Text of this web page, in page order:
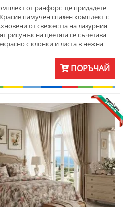
от ранфорс ще придадете
памучен спален комплект с
от свежестта на лазурния
рисунък на цветята се съчетава
с клонки и листа в нежна
усещане за уют и отпускане.
ПОРЪЧАЙ